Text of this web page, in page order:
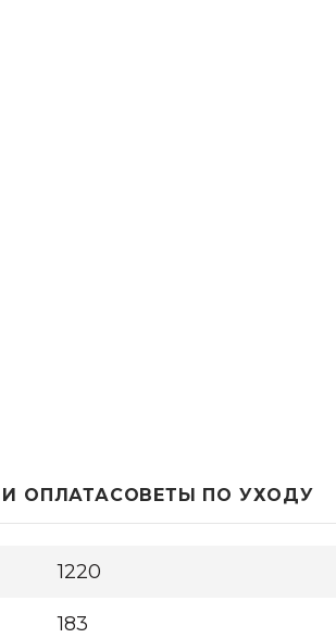
ОПЛАТАСОВЕТЫ ПО УХОДУ
1220
183